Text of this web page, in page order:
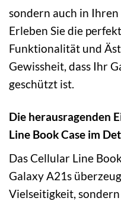
sondern auch in
Erleben Sie die
Funktionalität und
Gewissheit, dass Ihr
geschützt ist.
Die herausragenden
Line Book Case im
Das Cellular Line
Galaxy A21s
Vielseitigkeit,